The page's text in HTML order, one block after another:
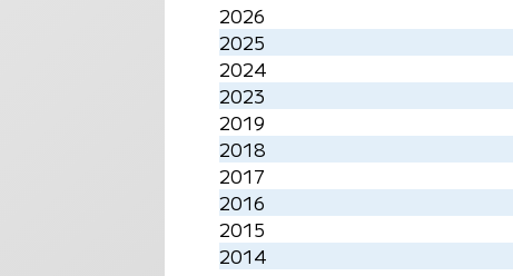
2026
2025
2024
2023
2019
2018
2017
2016
2015
2014